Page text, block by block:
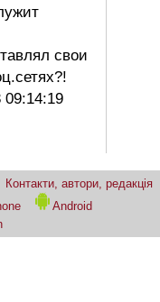
свои
09:14:19
Контакти, автори, редакція
Android